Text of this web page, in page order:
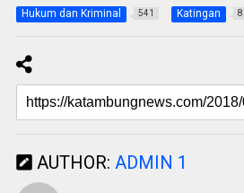
Hukum dan Kriminal 541 Katingan
AUTHOR: ADMIN 1